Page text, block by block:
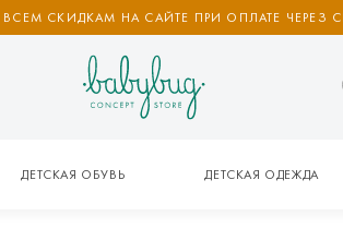
СКИДКАМ НА САЙТЕ ПРИ ОПЛАТЕ ЧЕРЕЗ
ДЕТСКАЯ ОБУВЬ ДЕТСКАЯ ОДЕЖДА